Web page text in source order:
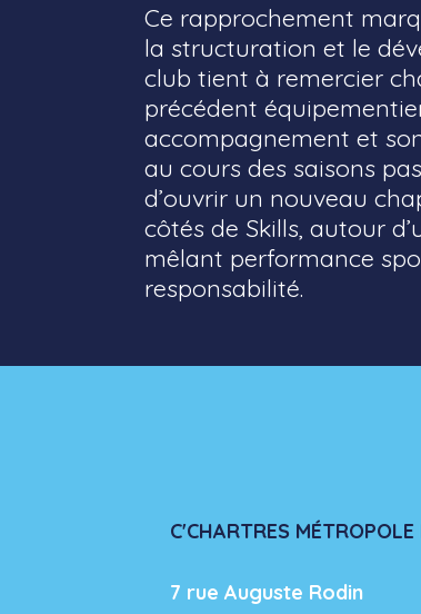
Ce rapprochement
la structuration et le
club tient à remercier
précédent
accompagnement et
au cours des saisons
d’ouvrir un nouveau
côtés de Skills, autour
mêlant performance
responsabilité.
C'CHARTRES
7 rue Auguste Rodin